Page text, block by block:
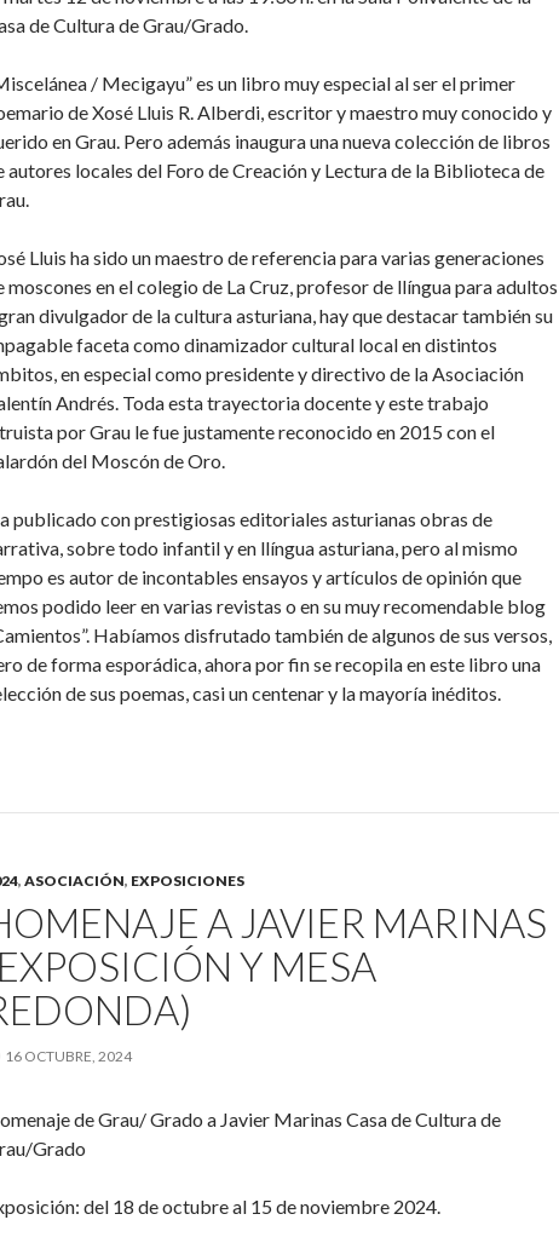
de Cultura de Grau/Grado.
/ Mecigayu” es un libro muy especial al ser el primer
de Xosé Lluis R. Alberdi, escritor y maestro muy conocido y
en Grau. Pero además inaugura una nueva colección de libros
autores locales del Foro de Creación y Lectura de la Biblioteca de
Lluis ha sido un maestro de referencia para varias generaciones
moscones en el colegio de La Cruz, profesor de llíngua para adultos
divulgador de la cultura asturiana, hay que destacar también su
faceta como dinamizador cultural local en distintos
en especial como presidente y directivo de la Asociación
Andrés. Toda esta trayectoria docente y este trabajo
por Grau le fue justamente reconocido en 2015 con el
del Moscón de Oro.
publicado con prestigiosas editoriales asturianas obras de
sobre todo infantil y en llíngua asturiana, pero al mismo
es autor de incontables ensayos y artículos de opinión que
podido leer en varias revistas o en su muy recomendable blog
Habíamos disfrutado también de algunos de sus versos,
de forma esporádica, ahora por fin se recopila en este libro una
de sus poemas, casi un centenar y la mayoría inéditos.
, ASOCIACIÓN, EXPOSICIONES
A JAVIER MARINAS
Y MESA
16 OCTUBRE, 2024
de Grau/ Grado a Javier Marinas Casa de Cultura de
Grado
del 18 de octubre al 15 de noviembre 2024.